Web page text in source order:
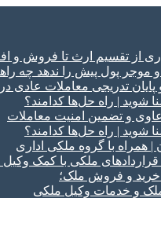
موجر پول پیش را ندهد چه
پایان تدریجی معاملات عادی
و تضمین امنیت معاملات
همراه با گروه ملکی اداری
قراردادهای ملکی با کمک
و فروش ملک؛
و خدمات وکیل ملکی